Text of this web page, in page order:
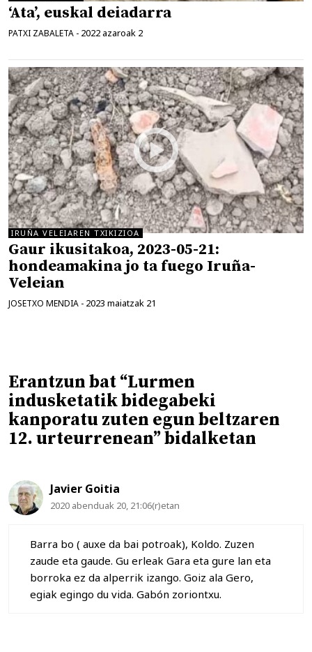
‘Ata’, euskal deiadarra
PATXI ZABALETA - 2022 azaroak 2
IRUÑA VELEIAREN TXIKIZIOA
Gaur ikusitakoa, 2023-05-21:
hondeamakina jo ta fuego Iruña-
Veleian
JOSETXO MENDIA - 2023 maiatzak 21
Erantzun bat “Lurmen
indusketatik bidegabeki
kanporatu zuten egun beltzaren
12. urteurrenean” bidalketan
Javier Goitia
2020 abenduak 20, 21:06(r)etan
Barra bo ( auxe da bai potroak), Koldo. Zuzen
zaude eta gaude. Gu erleak Gara eta gure lan eta
borroka ez da alperrik izango. Goiz ala Gero,
egiak egingo du vida. Gabón zoriontxu.